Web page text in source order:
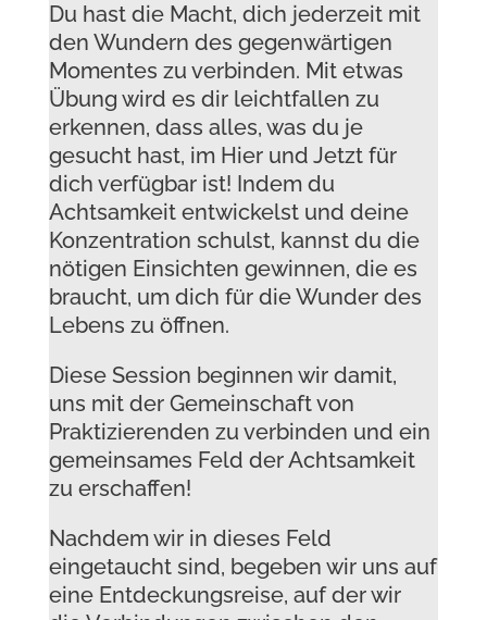
Du hast die Macht, dich jederzeit mit
den Wundern des gegenwärtigen
Momentes zu verbinden. Mit etwas
Übung wird es dir leichtfallen zu
erkennen, dass alles, was du je
gesucht hast, im Hier und Jetzt für
dich verfügbar ist! Indem du
Achtsamkeit entwickelst und deine
Konzentration schulst, kannst du die
nötigen Einsichten gewinnen, die es
braucht, um dich für die Wunder des
Lebens zu öffnen.
Diese Session beginnen wir damit,
uns mit der Gemeinschaft von
Praktizierenden zu verbinden und ein
gemeinsames Feld der Achtsamkeit
zu erschaffen!
Nachdem wir in dieses Feld
eingetaucht sind, begeben wir uns auf
eine Entdeckungsreise, auf der wir